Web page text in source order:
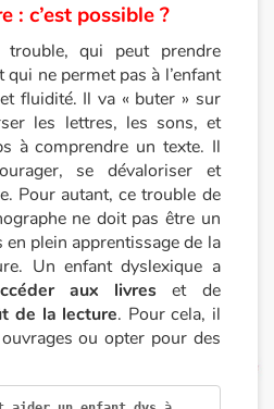
: c’est possible ?
qui peut prendre
ne permet pas à l’enfant
fluidité. Il va « buter » sur
les lettres, les sons, et
à comprendre un texte. Il
se dévaloriser et
Pour autant, ce trouble de
ne doit pas être un
plein apprentissage de la
Un enfant dyslexique a
aux livres et de
de la lecture. Pour cela, il
ou opter pour des